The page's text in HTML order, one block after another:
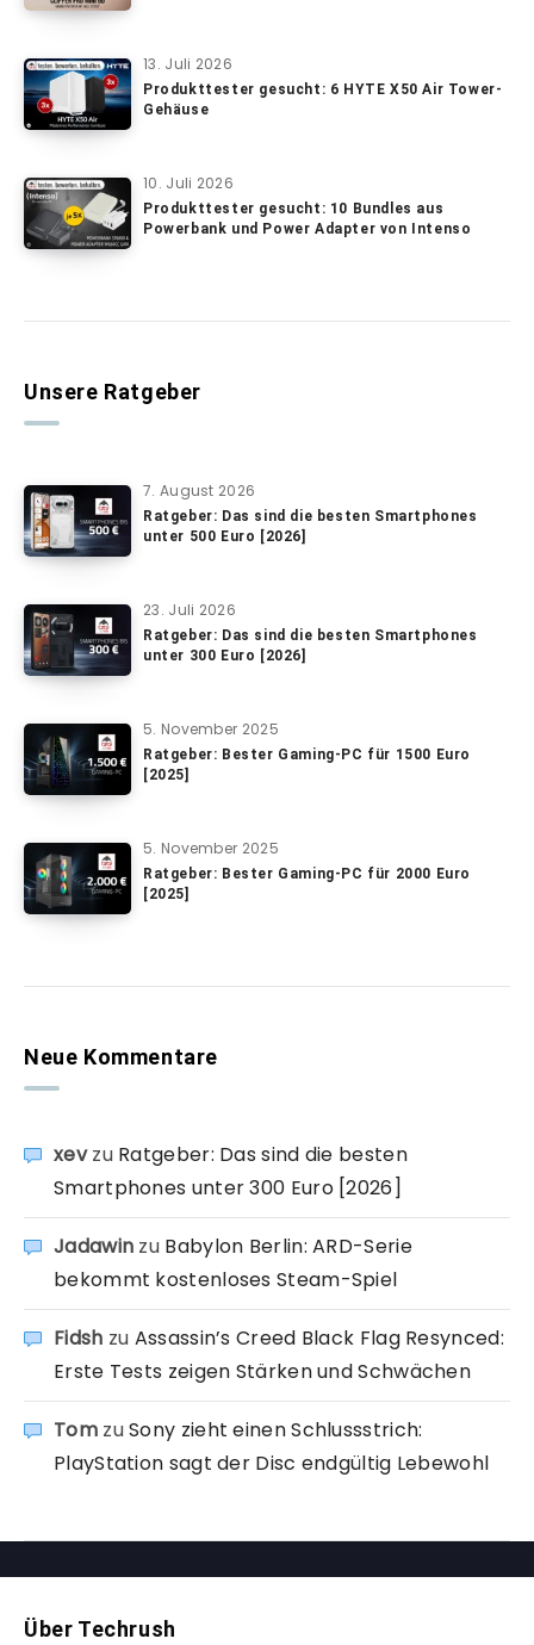
13. Juli 2026
Produkttester gesucht: 6 HYTE X50 Air Tower-
Gehäuse
10. Juli 2026
Produkttester gesucht: 10 Bundles aus
Powerbank und Power Adapter von Intenso
Unsere Ratgeber
7. August 2026
Ratgeber: Das sind die besten Smartphones
unter 500 Euro [2026]
23. Juli 2026
Ratgeber: Das sind die besten Smartphones
unter 300 Euro [2026]
5. November 2025
Ratgeber: Bester Gaming-PC für 1500 Euro
[2025]
5. November 2025
Ratgeber: Bester Gaming-PC für 2000 Euro
[2025]
Neue Kommentare
xevzu Ratgeber: Das sind die besten
Smartphones unter 300 Euro [2026]
Jadawin zu Babylon Berlin: ARD-Serie
bekommt kostenloses Steam-Spiel
Fidsh zu Assassin’s Creed Black Flag Resynced:
Erste Tests zeigen Stärken und Schwächen
TomzuSony zieht einen Schlussstrich:
PlayStation sagt der Disc endgültig Lebewohl
Über Techrush